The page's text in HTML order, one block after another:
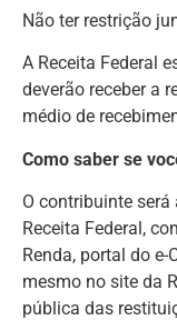
Não ter restrição
A Receita Federal
deverão receber a
médio de
Como saber se
O contribuinte
Receita Federal,
Renda, portal do
mesmo no site da
pública das